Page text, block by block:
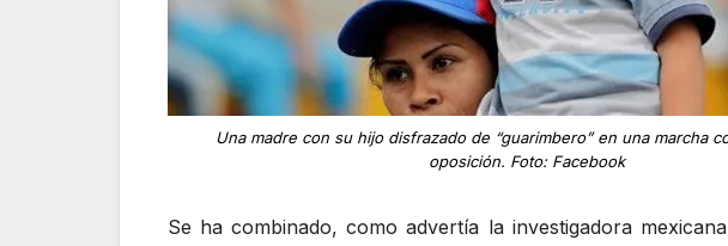
Una madre con su hijo disfrazado de “guarimbero” en una marcha
oposición. Foto: Facebook
Se ha combinado, como advertía la investigadora